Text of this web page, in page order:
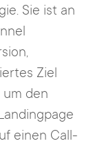
Sie ist an
Ziel
um den
einen Call-